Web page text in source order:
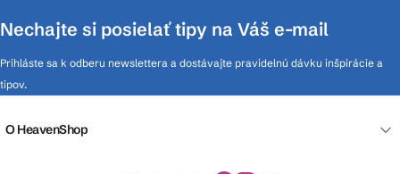
Nechajte si posielať tipy na Váš e-mail
Prihláste sa k odberu newslettera a dostávajte pravidelnú dávku inšpirácie a
tipov.
O HeavenShop